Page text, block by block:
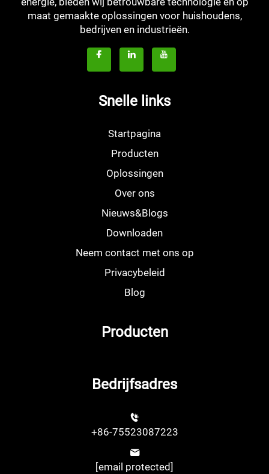
maat gemaakte oplossingen voor huishoudens,
bedrijven en industrieën.
Snelle links
Startpagina
Producten
Oplossingen
Over ons
Nieuws&Blogs
Downloaden
Neem contact met ons op
Privacybeleid
Blog
Producten
Bedrijfsadres
+86-75523087223
[email protected]